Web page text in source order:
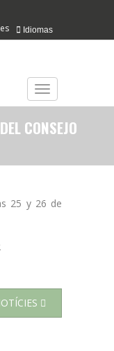
Idiomas
TOGGLE
CONSEJO
25 y 26 de